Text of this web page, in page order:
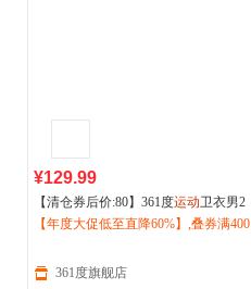
¥129.99
【清仓券后价:80】361度运动卫衣男2
026秋季新款抓毛圆领休闲套头衫印花
【年度大促低至直降60%】,叠券满400
361度旗舰店